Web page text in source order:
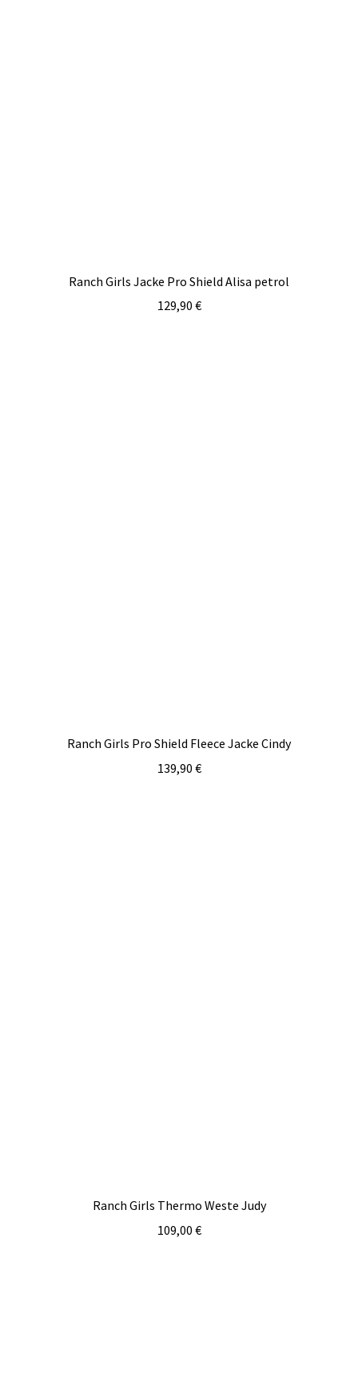
Ranch Girls Jacke Pro Shield Alisa petrol
129,90 €
Ranch Girls Pro Shield Fleece Jacke Cindy
139,90 €
Ranch Girls Thermo Weste Judy
109,00 €